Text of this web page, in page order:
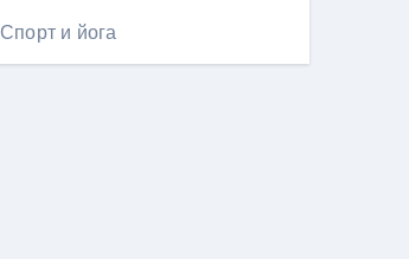
Спорт и йога